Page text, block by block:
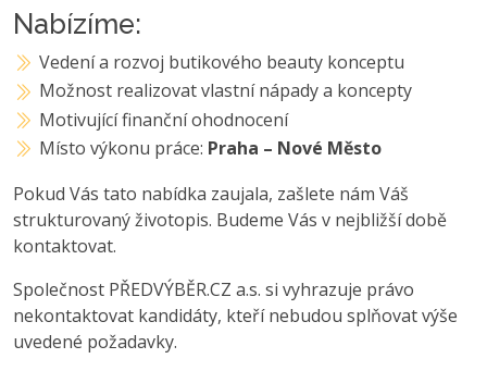
Nabízíme:
Vedení a rozvoj butikového beauty konceptu
Možnost realizovat vlastní nápady a koncepty
Motivující finanční ohodnocení
Místo výkonu práce: Praha – Nové Město
Pokud Vás tato nabídka zaujala, zašlete nám Váš
strukturovaný životopis. Budeme Vás v nejbližší době
kontaktovat.
Společnost PŘEDVÝBĚR.CZ a.s. si vyhrazuje právo
nekontaktovat kandidáty, kteří nebudou splňovat výše
uvedené požadavky.